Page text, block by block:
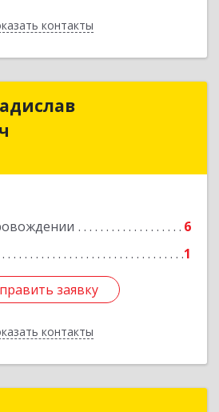
контакты
Назад
6
1
заявку
контакты
ИП Кукла Владислав
Подробнее
заявку
Назад